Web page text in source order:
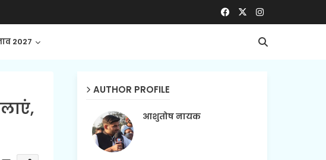
2027
AUTHOR PROFILE
आशुतोष नायक